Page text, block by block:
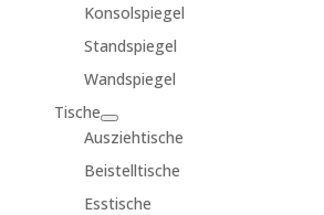
Konsolspiegel
Standspiegel
Wandspiegel
Tische
Ausziehtische
Beistelltische
Esstische